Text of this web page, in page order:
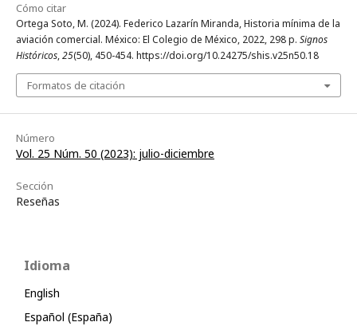
Cómo citar
Ortega Soto, M. (2024). Federico Lazarín Miranda, Historia mínima de la
aviación comercial. México: El Colegio de México, 2022, 298 p. Signos
Históricos,25(50), 450-454. https://doi.org/10.24275/shis.v25n50.18
Formatos de citación
Número
Vol. 25 Núm. 50 (2023): julio-diciembre
Sección
Reseñas
Idioma
English
Español (España)